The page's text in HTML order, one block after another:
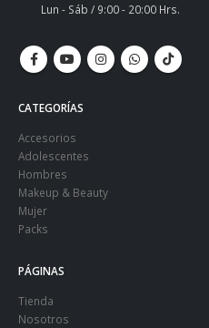
Lun - Sáb / 9:00 - 20:00 Hrs.
CATEGORÍAS
Accesorios
Adolescentes
Hombres
Makeup & Beauty
Mujer
Packs
PÁGINAS
Tienda
Nosotros